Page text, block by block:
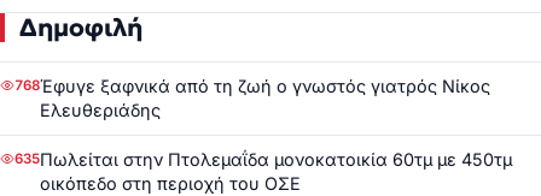
Δημοφιλή
768Έφυγε ξαφνικά από τη ζωή ο γνωστός γιατρός Νίκος
Ελευθεριάδης
635Πωλείται στην Πτολεμαΐδα μονοκατοικία 60τμ με 450τμ
οικόπεδο στη περιοχή του ΟΣΕ